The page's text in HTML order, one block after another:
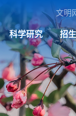
文明
科学研究 招